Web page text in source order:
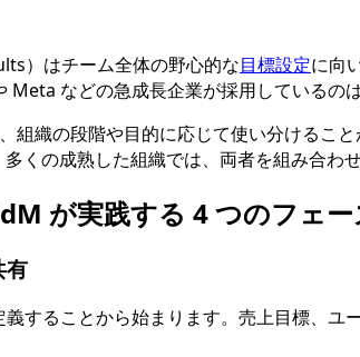
）はチーム全体の野心的な目標設定に向
などの急成長企業が採用しているの
組織の段階や目的に応じて使い分けるこ
くの成熟した組織では、両者を組み合わ
が実践する 4 つのフェ
有
することから始まります。売上目標、